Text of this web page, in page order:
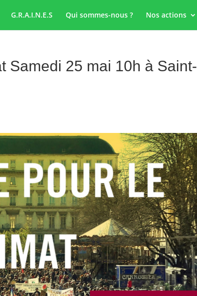
G.R.A.I.N.E.S Qui sommes-nous ? Nos actions
Samedi 25 mai 10h à Saint-